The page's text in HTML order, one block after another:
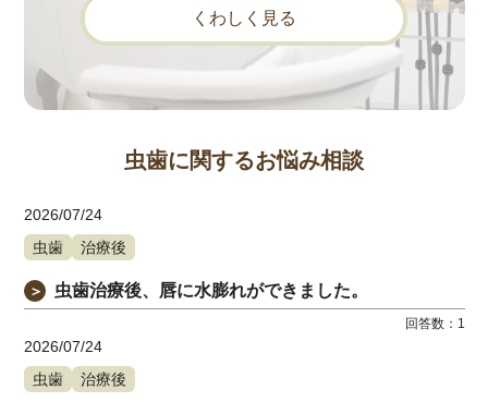
くわしく見る
虫歯に関するお悩み相談
2026/07/24
虫歯
治療後
＞ 虫歯治療後、唇に水膨れができました。
回答数： 1
2026/07/24
虫歯
治療後